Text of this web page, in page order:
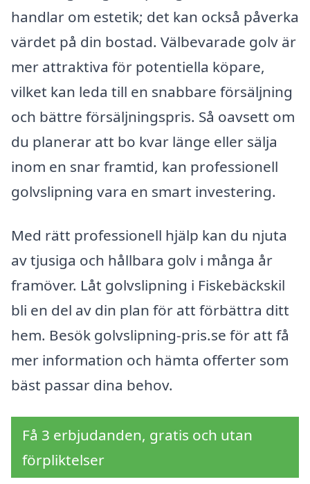
handlar om estetik; det kan också påverka
värdet på din bostad. Välbevarade golv är
mer attraktiva för potentiella köpare,
vilket kan leda till en snabbare försäljning
och bättre försäljningspris. Så oavsett om
du planerar att bo kvar länge eller sälja
inom en snar framtid, kan professionell
golvslipning vara en smart investering.
Med rätt professionell hjälp kan du njuta
av tjusiga och hållbara golv i många år
framöver. Låt golvslipning i Fiskebäckskil
bli en del av din plan för att förbättra ditt
hem. Besök golvslipning-pris.se för att få
mer information och hämta offerter som
bäst passar dina behov.
Få 3 erbjudanden, gratis och utan
förpliktelser